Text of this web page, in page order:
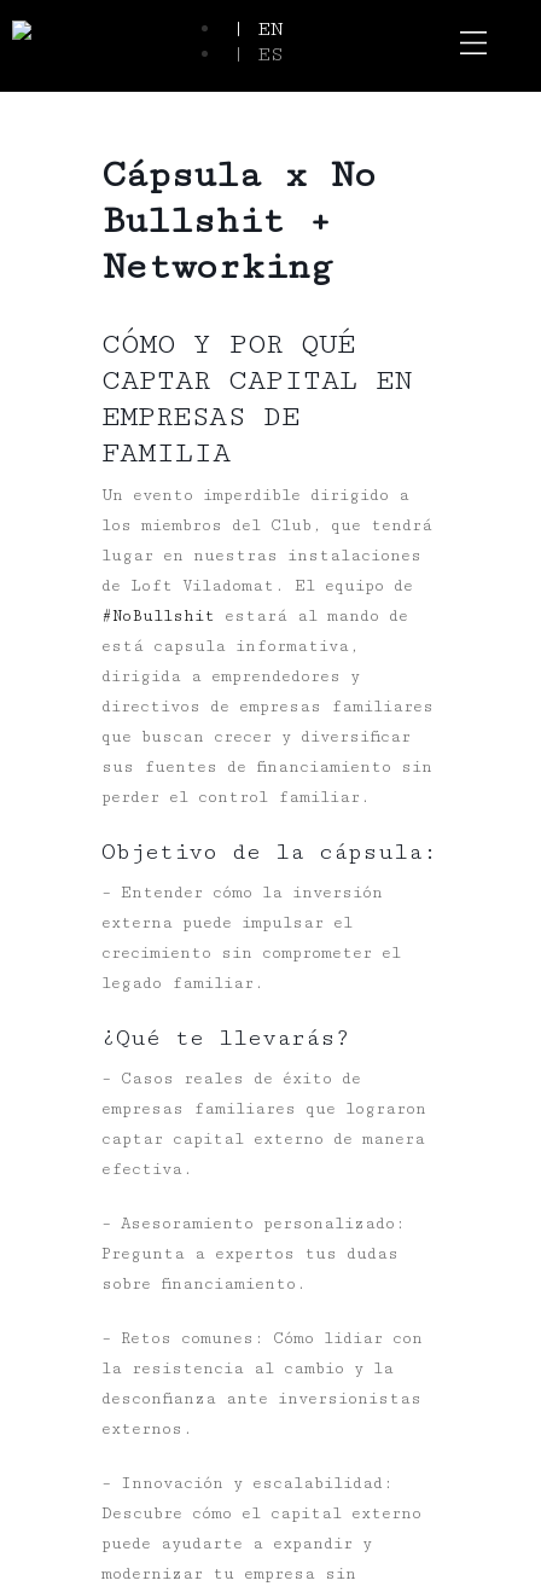
| EN
| ES
Cápsula x No
Bullshit +
Networking
CÓMO Y POR QUÉ
CAPTAR CAPITAL EN
EMPRESAS DE
FAMILIA
Un evento imperdible dirigido a
los miembros del Club, que tendrá
lugar en nuestras instalaciones
de Loft Viladomat . El equipo de
#NoBullshit
estará al mando de
está capsula informativa,
dirigida a emprendedores y
directivos de empresas familiares
que buscan crecer y diversificar
sus fuentes de financiamiento sin
perder el control familiar.
Objetivo de la cápsula:
– Entender cómo la inversión
externa puede impulsar el
crecimiento sin comprometer el
legado familiar.
¿Qué te llevarás?
– Casos reales de éxito de
empresas familiares que lograron
captar capital externo de manera
efectiva.
– Asesoramiento personalizado :
Pregunta a expertos tus dudas
sobre financiamiento.
– Retos comunes : Cómo lidiar con
la resistencia al cambio y la
desconfianza ante inversionistas
externos.
– Innovación y escalabilidad :
Descubre cómo el capital externo
puede ayudarte a expandir y
modernizar tu empresa sin